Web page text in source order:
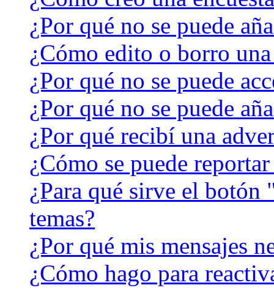
¿Por qué no se puede
¿Cómo edito o borro una
¿Por qué no se puede
¿Por qué no se puede
¿Por qué recibí una
¿Cómo se puede
¿Para qué sirve el
temas?
¿Por qué mis mensajes
¿Cómo hago para